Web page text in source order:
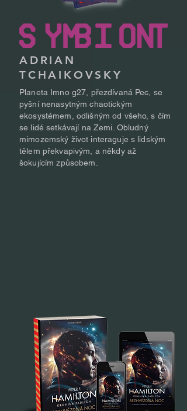
ADRIAN
TCHAIKOVSKY
Planeta Imno g27, přezdívaná Pec, se
pyšní nenasytným chaotickým
ekosystémem, odlišným od všeho, s čím
se lidé setkávají na Zemi. Obludný
mimozemský život interaguje s lidským
tělem překvapivým, a někdy až
šokujícím způsobem.